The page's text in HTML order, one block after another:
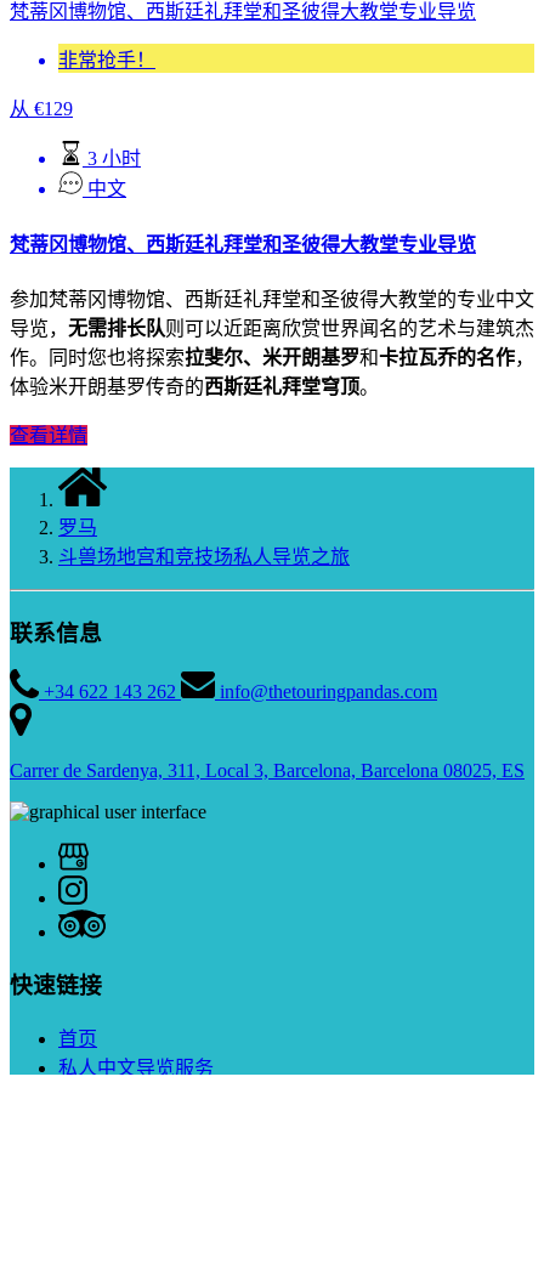
梵蒂冈博物馆、西斯廷礼拜堂和圣彼得大教堂专业导览
非常抢手！
从 €129
3 小时
中文
梵蒂冈博物馆、西斯廷礼拜堂和圣彼得大教堂专业导览
参加梵蒂冈博物馆、西斯廷礼拜堂和圣彼得大教堂的专业中文
导览， 无需排长队则可以近距离欣赏世界闻名的艺术与建筑杰
作。同时您也将探索拉斐尔、米开朗基罗和卡拉瓦乔的名作，
体验米开朗基罗传奇的西斯廷礼拜堂穹顶。
查看详情
罗马
斗兽场地宫和竞技场私人导览之旅
联系信息
+34 622 143 262 info@thetouringpandas.com
Carrer de Sardenya, 311, Local 3, Barcelona, Barcelona 08025, ES
快速链接
首页
私人中文导览服务